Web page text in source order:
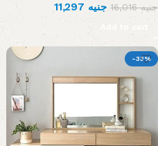
جنيه16,016 جنيه
Add to cart
-33%